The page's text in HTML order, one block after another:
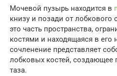
Мочевой пузырь находится в
книзу и позади от
это часть пространства,
костями и находящаяся в
сочленение представляет
лобковых костей, создающее
таза.